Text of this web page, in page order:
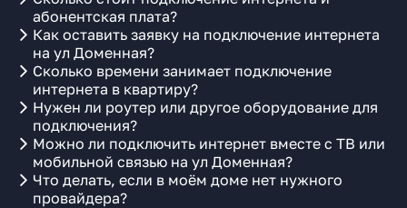
абонентская плата?
Как оставить заявку на подключение интернета
на ул Доменная?
Сколько времени занимает подключение
интернета в квартиру?
Нужен ли роутер или другое оборудование для
подключения?
Можно ли подключить интернет вместе с ТВ или
мобильной связью на ул Доменная?
Что делать, если в моём доме нет нужного
провайдера?